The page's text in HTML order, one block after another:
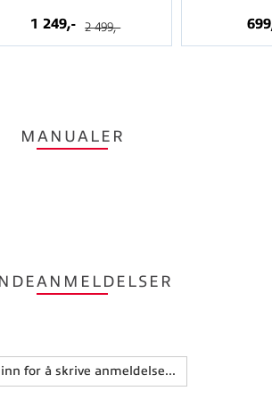
1 249,- 2 499,-
MANUALER
inn for å skrive anmeldelse...